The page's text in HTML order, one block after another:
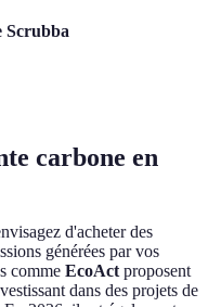
Scrubba
carbone en
d'acheter des
générées par vos
comme EcoActproposent
dans des projets de